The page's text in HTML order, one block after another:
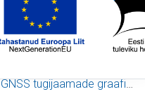
GNSS tugijaamade graafikud